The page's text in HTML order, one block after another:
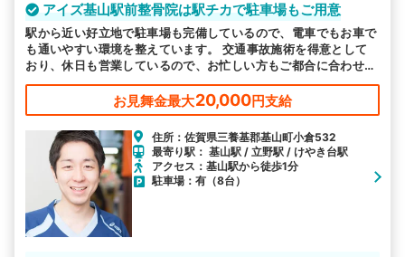
アイズ基山駅前整骨院は駅チカで駐車場もご用意
駅から近い好立地で駐車場も完備しているので、電車でもお車で
も通いやすい環境を整えています。 交通事故施術を得意として
おり、休日も営業しているので、お忙しい方もご都合に合わせて
お越しいただけます。
お見舞金最大20,000円支給
住所：佐賀県三養基郡基山町小倉532
最寄り駅： 基山駅 / 立野駅 / けやき台駅
アクセス：基山駅から徒歩1分
駐車場：有（8台）